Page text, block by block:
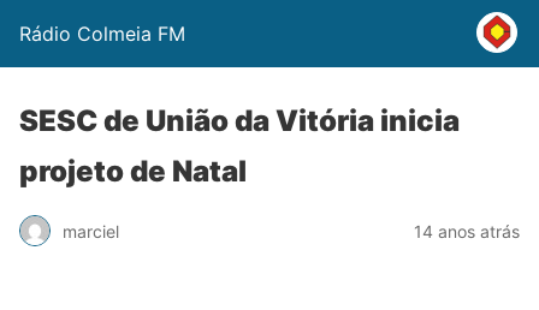
Rádio Colmeia FM
SESC de União da Vitória inicia
projeto de Natal
marciel 14 anos atrás